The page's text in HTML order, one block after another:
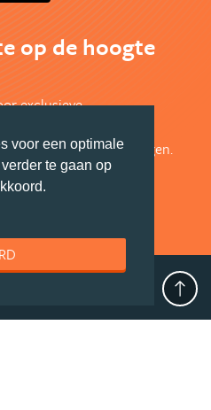
voor een optimale
te gaan op
op de hoogte
exclusieve
doe mee met prijsvragen.